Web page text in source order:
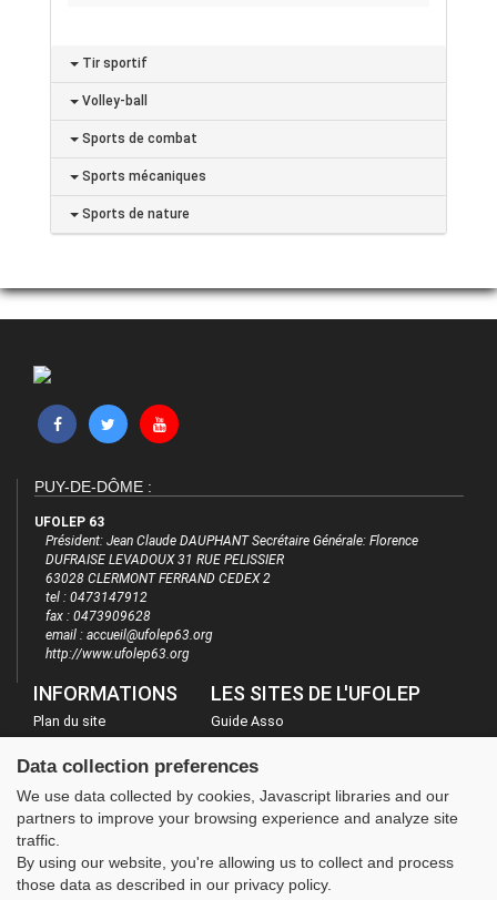
Tir sportif
Volley-ball
Sports de combat
Sports mécaniques
Sports de nature
PUY-DE-DÔME :
UFOLEP 63
Président: Jean Claude DAUPHANT Secrétaire Générale: Florence
DUFRAISE LEVADOUX 31 RUE PELISSIER
63028 CLERMONT FERRAND CEDEX 2
tel : 0473147912
fax : 0473909628
email : accueil@ufolep63.org
http://www.ufolep63.org
INFORMATIONS
Plan du site
Mentions légales
Administration
LES SITES DE L'UFOLEP
Guide Asso
Inscriptions évènements
Data collection preferences
We use data collected by cookies, Javascript libraries and our
partners to improve your browsing experience and analyze site
traffic.
By using our website, you're allowing us to collect and process
those data as described in our privacy policy.